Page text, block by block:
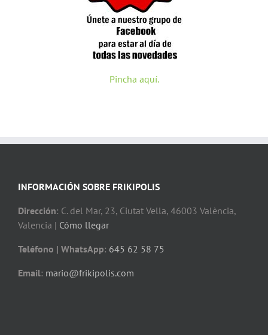
Pincha aquí.
INFORMACIÓN SOBRE FRIKIPOLIS
Dirección: C. del Mar, 23, Ciutat Vella, 46003 València,
Valencia | Cómo llegar
Teléfono | WhatsApp: 645 62 58 75
Email: mario@frikipolis.com